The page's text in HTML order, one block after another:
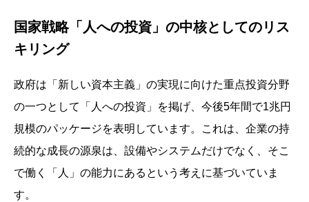
国家戦略「人への投資」の中核としてのリス
キリング
政府は「新しい資本主義」の実現に向けた重点投資分野
の一つとして「人への投資」を掲げ、今後5年間で1兆円
規模のパッケージを表明しています。これは、企業の持
続的な成長の源泉は、設備やシステムだけでなく、そこ
で働く「人」の能力にあるという考えに基づいていま
す。